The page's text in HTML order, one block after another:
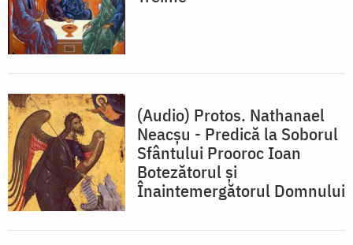
(Audio) Protos. Nathanael
Neacşu - Predică la Soborul
Sfântului Prooroc Ioan
Botezătorul și
Înaintemergătorul Domnului